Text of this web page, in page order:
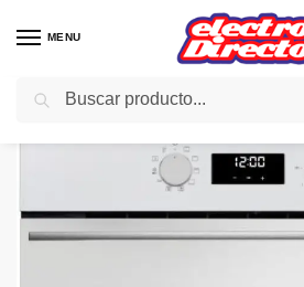
MENU
Inicio Gama blanca Hornos